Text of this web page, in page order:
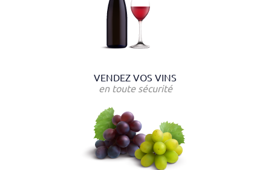
VENDEZ VOS VINS
en toute sécurité